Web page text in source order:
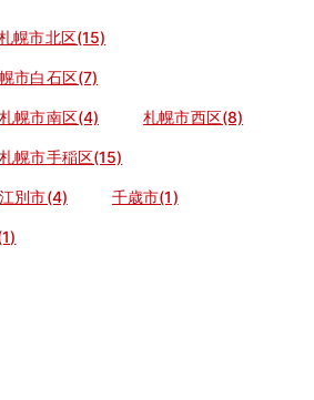
幌市北区(15)
市白石区(7)
札幌市南区(4) 札幌市西区(8)
札幌市手稲区(15)
江別市(4) 千歳市(1)